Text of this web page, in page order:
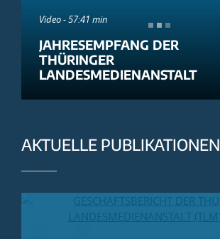
Video - 57:41 min
JAHRESEMPFANG DER
THÜRINGER
LANDESMEDIENANSTALT
AKTUELLE PUBLIKATIONEN